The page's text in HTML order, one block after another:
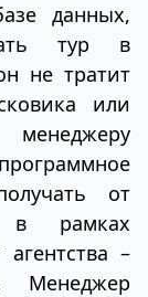
данных,
тур в
не тратит
или
от
в рамках
–
Менеджер